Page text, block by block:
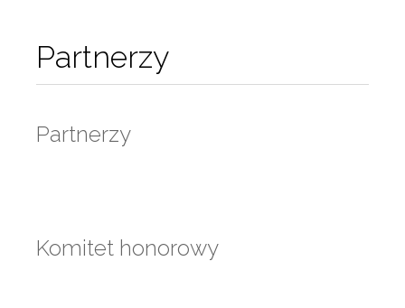
Partnerzy
Partnerzy
Komitet honorowy